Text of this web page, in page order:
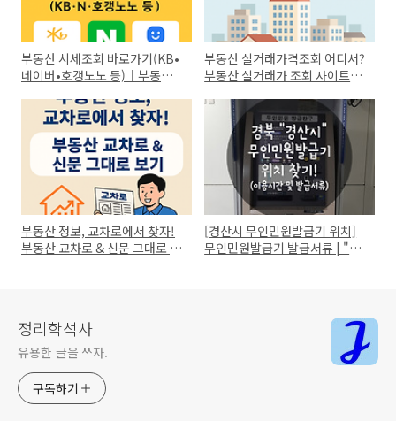
부동산 시세조회 바로가기(KB•
네이버•호갱노노 등)｜부동산
부동산 실거래가격조회 어디서?
부동산 실거래가 조회 사이트
부동산 정보, 교차로에서 찾자!
부동산 교차로 & 신문 그대로 보
[경산시 무인민원발급기 위치]
무인민원발급기 발급서류 | "경
정리학석사
유용한 글을 쓰자.
구독하기